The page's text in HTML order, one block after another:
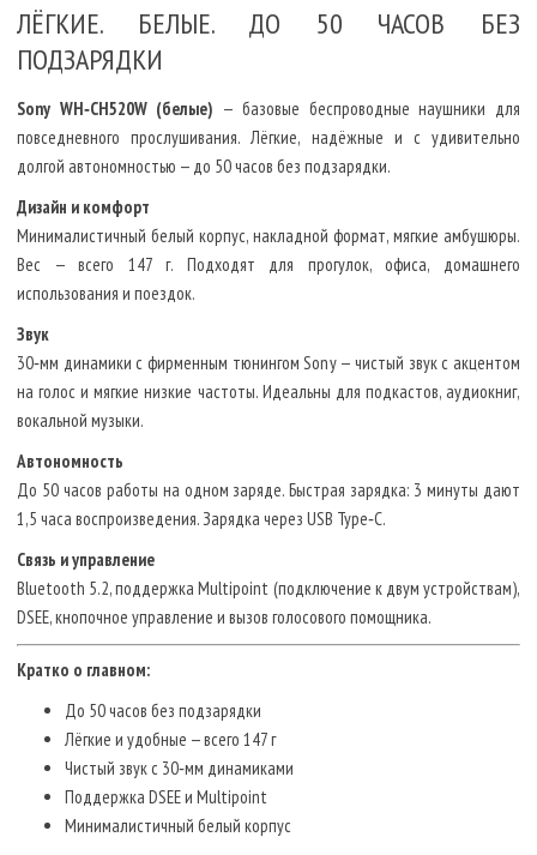
ЛЁГКИЕ. БЕЛЫЕ. ДО 50 ЧАСОВ БЕЗ
ПОДЗАРЯДКИ
Sony WH‑CH520W (белые) — базовые беспроводные наушники для
повседневного прослушивания. Лёгкие, надёжные и с удивительно
долгой автономностью — до 50 часов без подзарядки.
Дизайн и комфорт
Минималистичный белый корпус, накладной формат, мягкие амбушюры.
Вес — всего 147 г. Подходят для прогулок, офиса, домашнего
использования и поездок.
Звук
30‑мм динамики с фирменным тюнингом Sony — чистый звук с акцентом
на голос и мягкие низкие частоты. Идеальны для подкастов, аудиокниг,
вокальной музыки.
Автономность
До 50 часов работы на одном заряде. Быстрая зарядка: 3 минуты дают
1,5 часа воспроизведения. Зарядка через USB Type‑C.
Связь и управление
Bluetooth 5.2, поддержка Multipoint (подключение к двум устройствам),
DSEE, кнопочное управление и вызов голосового помощника.
Кратко о главном:
До 50 часов без подзарядки
Лёгкие и удобные — всего 147 г
Чистый звук с 30‑мм динамиками
Поддержка DSEE и Multipoint
Минималистичный белый корпус